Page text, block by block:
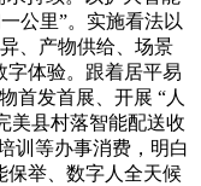
公里”。实施看法以
、产物供给、场景
字体验。跟着居平易
首发首展、开展 “人
美县村落智能配送收
训等办事消费，明白
保举、数字人全天候